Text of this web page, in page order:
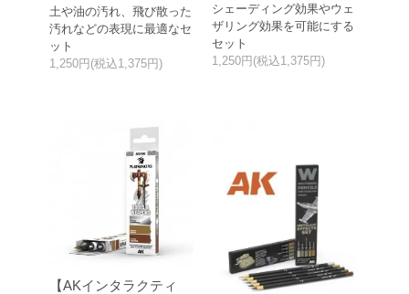
土や油の汚れ、飛び散った
汚れなどの表現に最適なセ
ット
1,250円(税込1,375円)
シェーディング効果やウェ
ザリング効果を可能にする
セット
1,250円(税込1,375円)
【AKインタラクティ